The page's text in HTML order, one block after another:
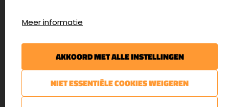
Afspraak maken
Nieuwsbrief
€5,- kortingsbon voor uw volgende bestelling.
Blijf op de hoogte van het laatste nieuws
website gebruiken en hoe effectief de Adwords-
advertenties van Dekkers trading bij Google
zoekresultaatpagina’s zijn. De aldus verkregen
informatie wordt, met inbegrip van het adres van
uw computer (IP-adres), overgebracht naar en
Meer informatie
AKKOORD MET ALLE INSTELLINGEN
NIET ESSENTIËLE COOKIES WEIGEREN